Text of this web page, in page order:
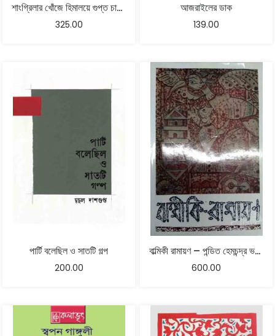
শাংগ্রিলার খোঁজে হিমালয়ে গুপ্ত চারণার তিনশতক – পরিমল ভট্টাচার্য
325.00
আজরাইলের ডাক
139.00
পার্টি বলেছিল ও সাতটি গল্প
200.00
বাল্মিকী রামায়ণ – পন্ডিত হেমচন্দ্র ভট্টাচার্য্য
600.00